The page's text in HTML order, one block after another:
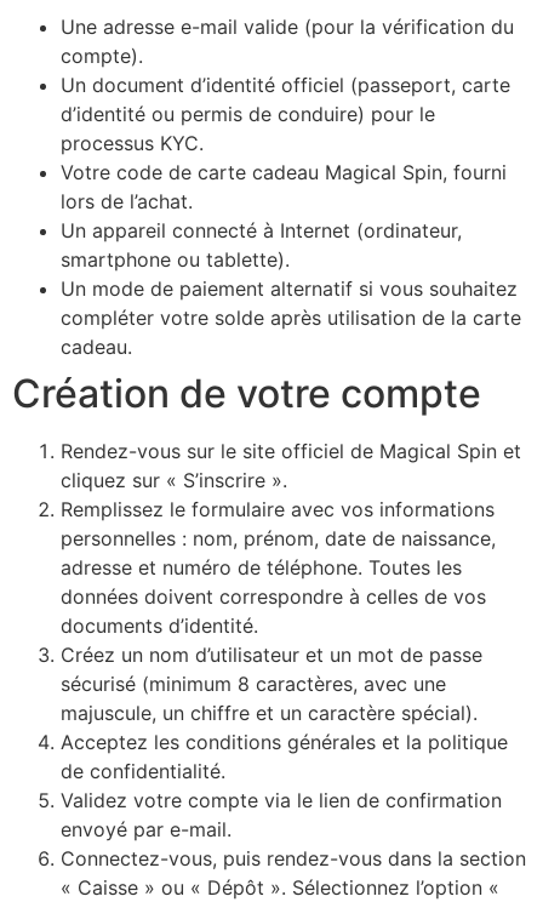
Une adresse e-mail valide (pour la vérification du
compte).
Un document d’identité officiel (passeport, carte
d’identité ou permis de conduire) pour le
processus KYC.
Votre code de carte cadeau Magical Spin, fourni
lors de l’achat.
Un appareil connecté à Internet (ordinateur,
smartphone ou tablette).
Un mode de paiement alternatif si vous souhaitez
compléter votre solde après utilisation de la carte
cadeau.
Création de votre compte
Rendez-vous sur le site officiel de Magical Spin et
cliquez sur « S’inscrire ».
Remplissez le formulaire avec vos informations
personnelles : nom, prénom, date de naissance,
adresse et numéro de téléphone. Toutes les
données doivent correspondre à celles de vos
documents d’identité.
Créez un nom d’utilisateur et un mot de passe
sécurisé (minimum 8 caractères, avec une
majuscule, un chiffre et un caractère spécial).
Acceptez les conditions générales et la politique
de confidentialité.
Validez votre compte via le lien de confirmation
envoyé par e-mail.
Connectez-vous, puis rendez-vous dans la section
« Caisse » ou « Dépôt ». Sélectionnez l’option «